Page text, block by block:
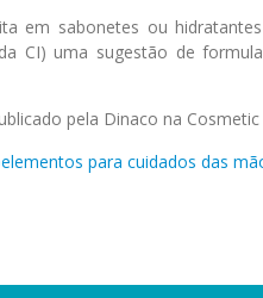
em sabonetes ou
CI) uma sugestão de
pela Dinaco na
para cuidados das